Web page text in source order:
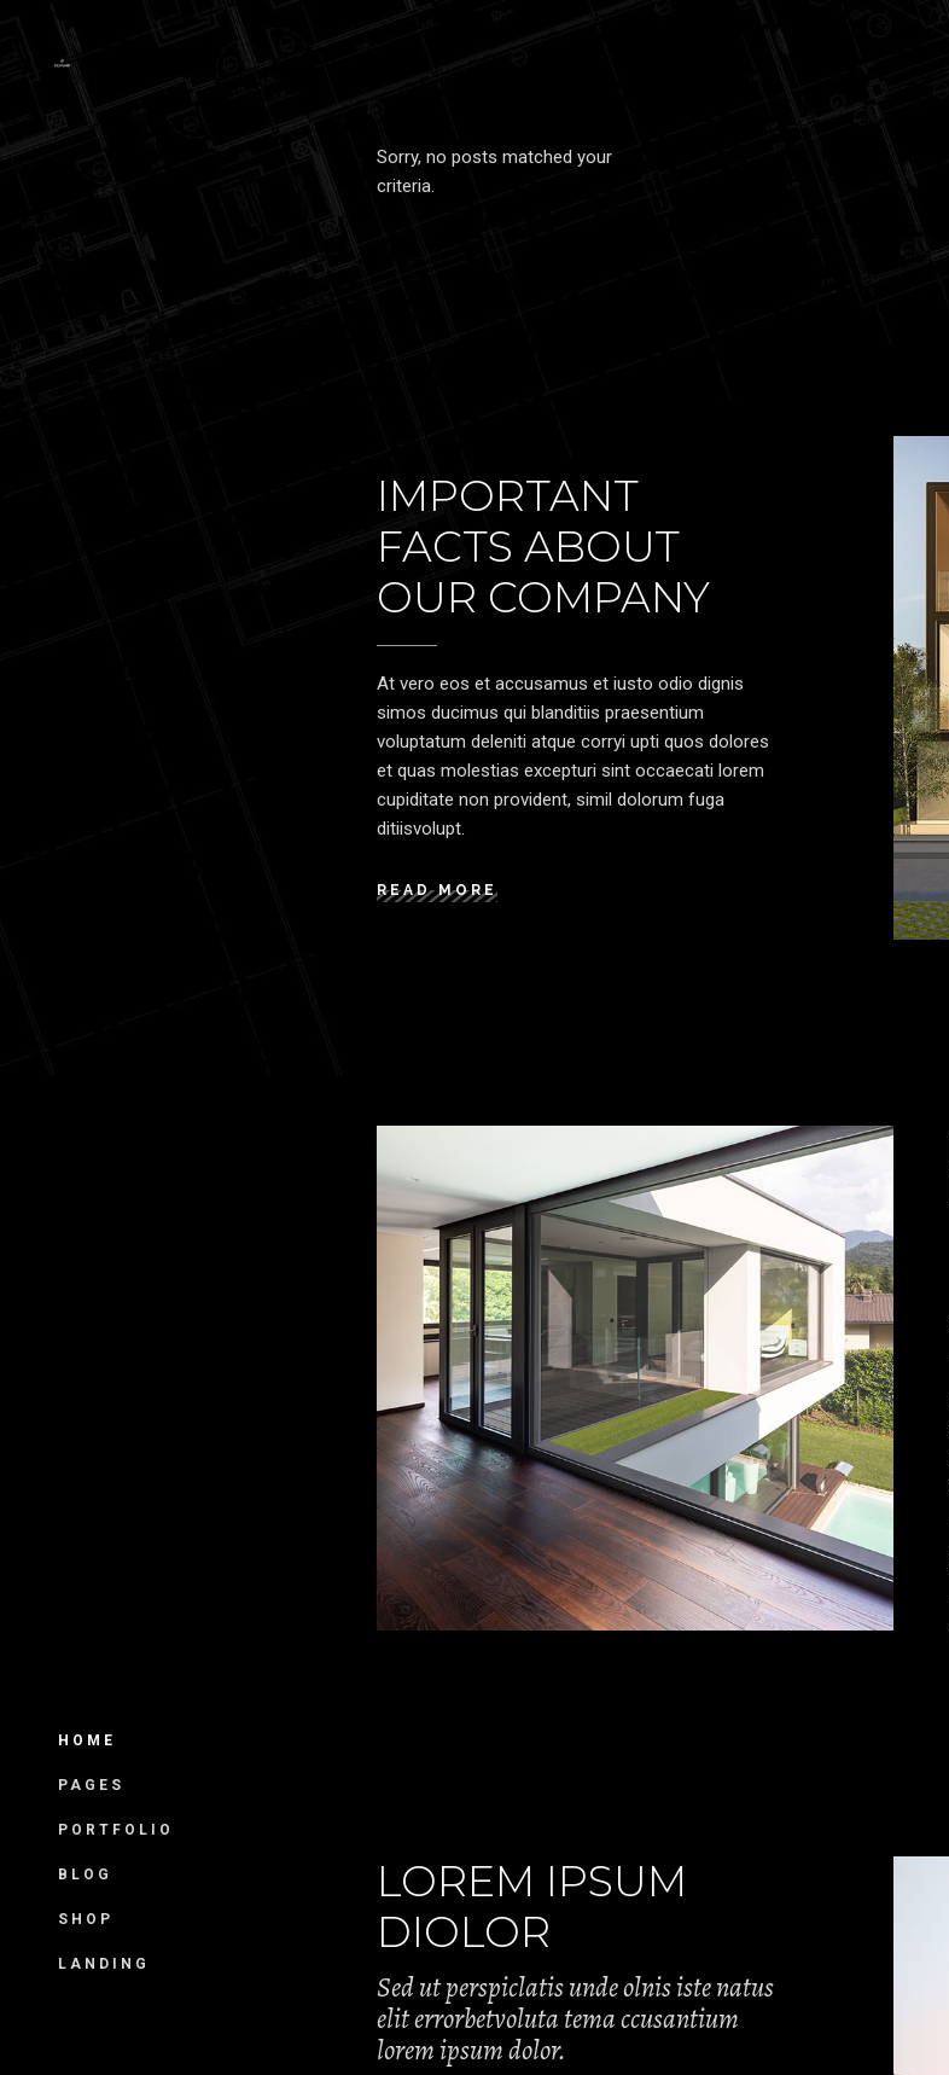
HOME
PAGES
PORTFOLIO
BLOG
SHOP
LANDING
Sorry, no posts matched your
criteria.
IMPORTANT
FACTS ABOUT
OUR COMPANY
At vero eos et accusamus et iusto odio dignis
simos ducimus qui blanditiis praesentium
voluptatum deleniti atque corryi upti quos dolores
et quas molestias excepturi sint occaecati lorem
cupiditate non provident, simil dolorum fuga
ditiisvolupt.
READ MORE
LOREM IPSUM
DIOLOR
Sed ut perspiclatis unde olnis iste natus
elit errorbetvoluta tema ccusantium
lorem ipsum dolor.